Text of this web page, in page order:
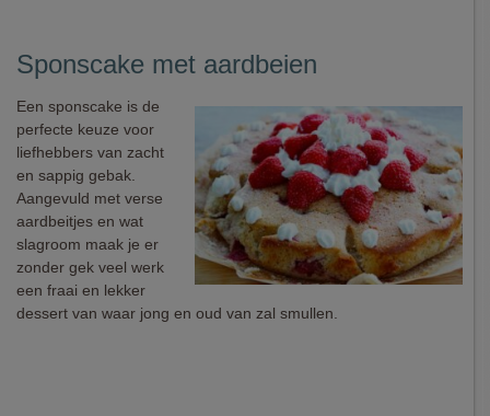
Sponscake met aardbeien
Een sponscake is de
perfecte keuze voor
liefhebbers van zacht
en sappig gebak.
Aangevuld met verse
aardbeitjes en wat
slagroom maak je er
zonder gek veel werk
een fraai en lekker
dessert van waar jong en oud van zal smullen.